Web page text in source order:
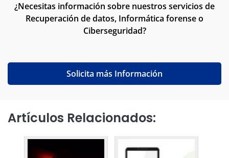
¿Necesitas información sobre nuestros servicios de
Recuperación de datos, Informática forense o
Ciberseguridad?
Solicita más Información
Artículos Relacionados: